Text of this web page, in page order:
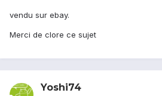
vendu sur ebay.
Merci de clore ce sujet
Yoshi74